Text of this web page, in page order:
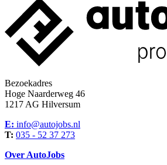
Bezoekadres
Hoge Naarderweg 46
1217 AG Hilversum
E: info@autojobs.nl
T: 035 - 52 37 273
Over AutoJobs